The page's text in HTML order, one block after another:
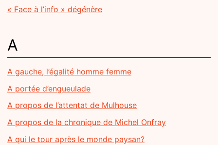
« Face à l’info » dégénère
A
A gauche, l’égalité homme femme
A portée d’engueulade
A propos de l’attentat de Mulhouse
A propos de la chronique de Michel Onfray
A qui le tour après le monde paysan?